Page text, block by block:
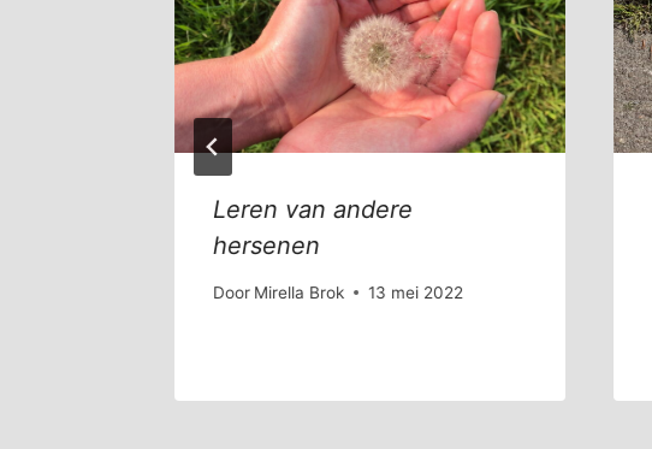
Leren van andere
hersenen
Door Mirella Brok 13 mei 2022